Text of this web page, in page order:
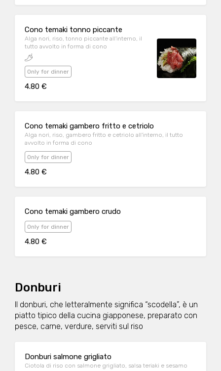
Cono temaki tonno piccante
Alga nori, riso, tonno piccante all'interno, il
tutto avvolto in forma di cono
Only for dinner
4.80 €
Cono temaki gambero fritto e cetriolo
Alga nori, riso, gambero fritto e cetriolo all'interno, il tutto
avvolto in forma di cono
Only for dinner
4.80 €
Cono temaki gambero crudo
Only for dinner
4.80 €
Donburi
Il donburi, che letteralmente significa “scodella”, è un
piatto tipico della cucina giapponese, preparato con
pesce, carne, verdure, serviti sul riso
Donburi salmone grigliato
Ciotola di riso con salmone grigliato, salsa teriaki e sesamo